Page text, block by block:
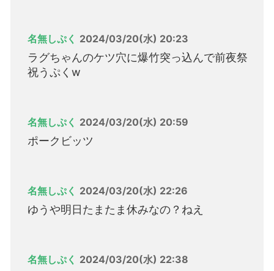
名無しぷく 2024/03/20(水) 20:23
ラグちゃんのケツ穴に爆竹突っ込んで前夜祭
祝うぷくw
名無しぷく 2024/03/20(水) 20:59
ポークビッツ
名無しぷく 2024/03/20(水) 22:26
ゆうや明日たまたま休みなの？ねえ
名無しぷく 2024/03/20(水) 22:38